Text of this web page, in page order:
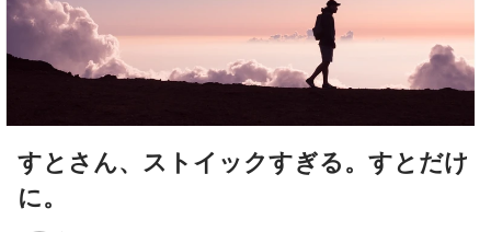
すとさん、ストイックすぎる。すとだけ
に。